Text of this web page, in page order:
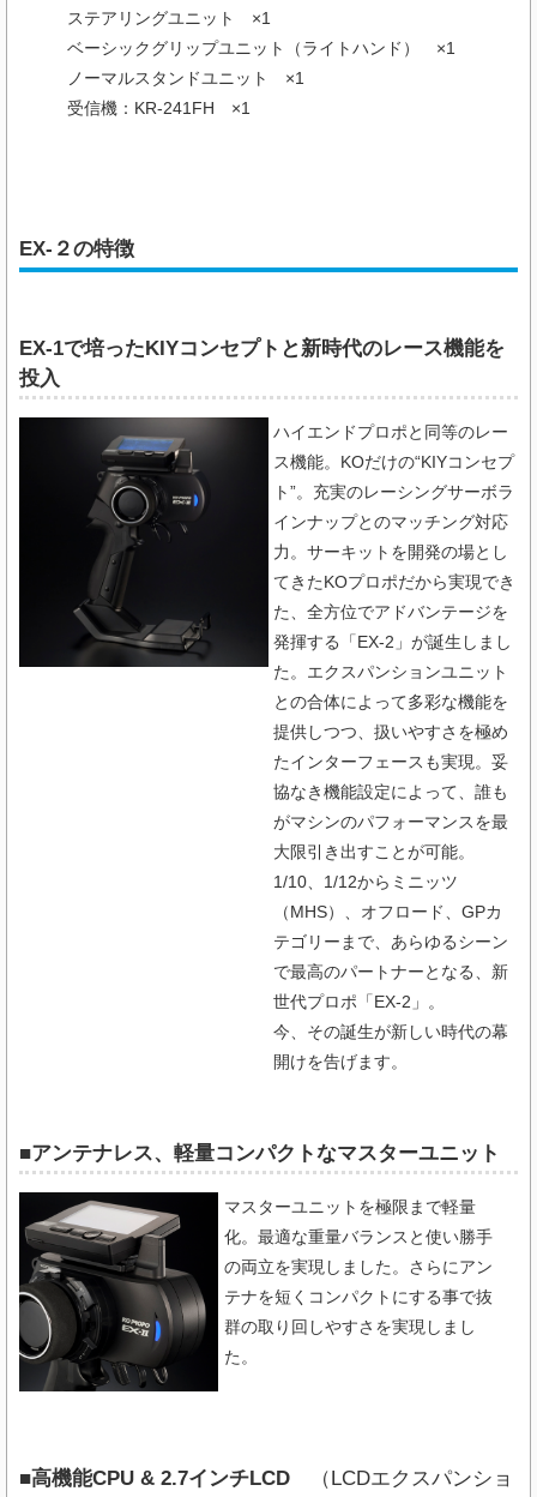
ステアリングユニット ×1
ベーシックグリップユニット（ライトハンド） ×1
ノーマルスタンドユニット ×1
受信機：KR-241FH ×1
EX-２の特徴
EX-1で培ったKIYコンセプトと新時代のレース機能を
投入
ハイエンドプロポと同等のレー
ス機能。KOだけの“KIYコンセプ
ト”。充実のレーシングサーボラ
インナップとのマッチング対応
力。サーキットを開発の場とし
てきたKOプロポだから実現でき
た、全方位でアドバンテージを
発揮する「EX-2」が誕生しまし
た。エクスパンションユニット
との合体によって多彩な機能を
提供しつつ、扱いやすさを極め
たインターフェースも実現。妥
協なき機能設定によって、誰も
がマシンのパフォーマンスを最
大限引き出すことが可能。
1/10、1/12からミニッツ
（MHS）、オフロード、GPカ
テゴリーまで、あらゆるシーン
で最高のパートナーとなる、新
世代プロポ「EX-2」。
今、その誕生が新しい時代の幕
開けを告げます。
■アンテナレス、軽量コンパクトなマスターユニット
マスターユニットを極限まで軽量
化。最適な重量バランスと使い勝手
の両立を実現しました。さらにアン
テナを短くコンパクトにする事で抜
群の取り回しやすさを実現しまし
た。
■高機能CPU & 2.7インチLCD （LCDエクスパンショ